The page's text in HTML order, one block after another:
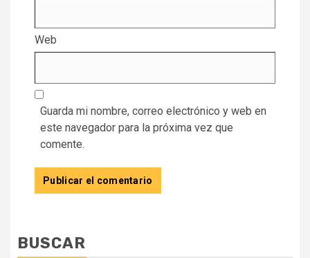
Web
Guarda mi nombre, correo electrónico y web en
este navegador para la próxima vez que
comente.
BUSCAR